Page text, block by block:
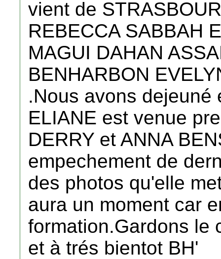
vient de
REBECCA SABBAH
MAGUI DAHAN
BENHARBON
.Nous avons dejeuné
ELIANE est venue
DERRY et ANNA
empechement de
des photos qu'elle
aura un moment car
formation.Gardons le
et à trés bientot BH'